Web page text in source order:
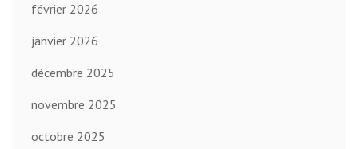
février 2026
janvier 2026
décembre 2025
novembre 2025
octobre 2025